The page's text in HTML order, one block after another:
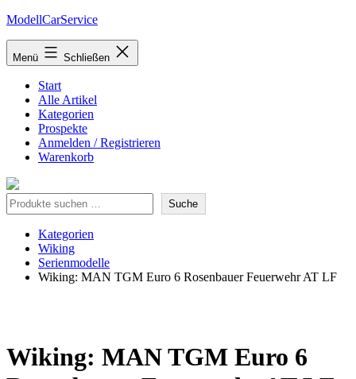
Zum
springen
ModellCarService
Menü Schließen
Start
Alle Artikel
Kategorien
Prospekte
Anmelden / Registrieren
Warenkorb
Suche Suche
Kategorien
Wiking
Serienmodelle
Wiking: MAN TGM Euro 6 Rosenbauer Feuerwehr AT LF
Wiking: MAN TGM Euro 6